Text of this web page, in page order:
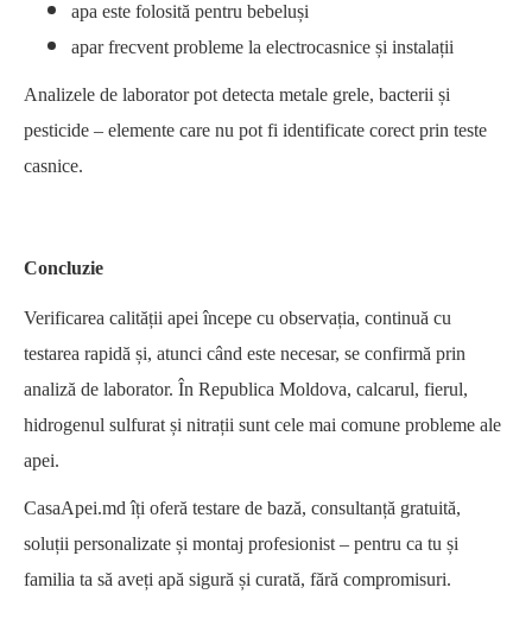
apa este folosită pentru bebeluși
apar frecvent probleme la electrocasnice și instalații
Analizele de laborator pot detecta metale grele, bacterii și
pesticide – elemente care nu pot fi identificate corect prin teste
casnice.
Concluzie
Verificarea calității apei începe cu observația, continuă cu
testarea rapidă și, atunci când este necesar, se confirmă prin
analiză de laborator. În Republica Moldova, calcarul, fierul,
hidrogenul sulfurat și nitrații sunt cele mai comune probleme ale
apei.
CasaApei.md îți oferă testare de bază, consultanță gratuită,
soluții personalizate și montaj profesionist – pentru ca tu și
familia ta să aveți apă sigură și curată, fără compromisuri.